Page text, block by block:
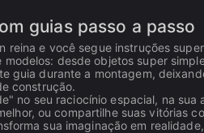
guias passo a passo
e você segue instruções
desde objetos super
guia durante a montagem,
construção.
no seu raciocínio espacial, na sua
ou compartilhe suas vitórias
sua imaginação em